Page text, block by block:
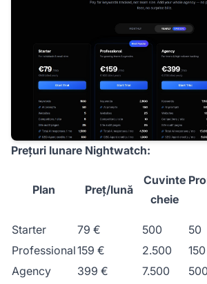
Prețuri lunare Nightwatch:
Plan Preț/lună
Cuvinte
cheie
Starter 79 € 500 50
Professional159 € 2.500 150
Agency
399 € 7.500 500